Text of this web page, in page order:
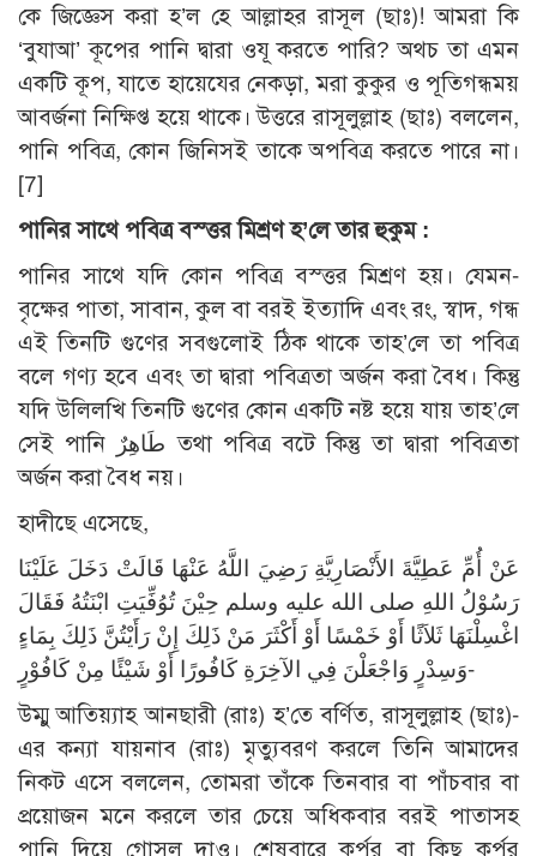
কে জিজ্ঞেস করা হ’ল হে আল্লাহর রাসূল (ছাঃ)! আমরা কি
‘বুযাআ’ কূপের পানি দ্বারা ওযূ করতে পারি? অথচ তা এমন
একটি কূপ, যাতে হায়েযের নেকড়া, মরা কুকুর ও পূতিগন্ধময়
আবর্জনা নিক্ষিপ্ত হয়ে থাকে। উত্তরে রাসূলুল্লাহ (ছাঃ) বললেন,
পানি পবিত্র, কোন জিনিসই তাকে অপবিত্র করতে পারে না।
[7]
পানির সাথে পবিত্র বস্ত্তর মিশ্রণ হ’লে তার হুকুম :
পানির সাথে যদি কোন পবিত্র বস্ত্তর মিশ্রণ হয়। যেমন-
বৃক্ষের পাতা, সাবান, কুল বা বরই ইত্যাদি এবং রং, স্বাদ, গন্ধ
এই তিনটি গুণের সবগুলোই ঠিক থাকে তাহ’লে তা পবিত্র
বলে গণ্য হবে এবং তা দ্বারা পবিত্রতা অর্জন করা বৈধ। কিন্তু
যদি উলিলখি তিনটি গুণের কোন একটি নষ্ট হয়ে যায় তাহ’লে
সেই পানি طَاهِرٌ তথা পবিত্র বটে কিন্তু তা দ্বারা পবিত্রতা
অর্জন করা বৈধ নয়।
হাদীছে এসেছে,
عَنْ أُمِّ عَطِيَّةَ الأَنْصَارِيَّةِ رَضِيَ اللَّهُ عَنْهَا قَالَتْ دَخَلَ عَلَيْنَا
رَسُوْلُ اللهِ صلى الله عليه وسلم حِيْنَ تُوُفِّيَتِ ابْنَتُهُ فَقَالَ
اغْسِلْنَهَا ثَلاَثًا أَوْ خَمْسًا أَوْ أَكْثَرَ مَنْ ذَلِكَ إِنْ رَأَيْتُنَّ ذَلِكَ بِمَاءٍ
وَسِدْرٍ وَاجْعَلْنَ فِي الآخِرَةِ كَافُورًا أَوْ شَيْئًا مِنْ كَافُوْرٍ-
উম্মু আতিয়্যাহ আনছারী (রাঃ) হ’তে বর্ণিত, রাসূলুল্লাহ (ছাঃ)-
এর কন্যা যায়নাব (রাঃ) মৃত্যুবরণ করলে তিনি আমাদের
নিকট এসে বললেন, তোমরা তাঁকে তিনবার বা পাঁচবার বা
প্রয়োজন মনে করলে তার চেয়ে অধিকবার বরই পাতাসহ
পানি দিয়ে গোসল দাও। শেষবারে কর্পুর বা কিছু কর্পুর